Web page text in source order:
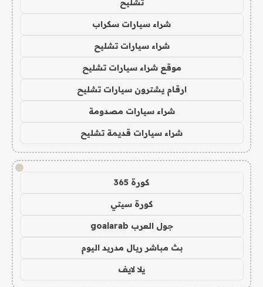
شراء سيارات سكراب
شراء سيارات تشليح
موقع شراء سيارات تشليح
ارقام يشترون سيارات تشليح
شراء سيارات مصدومة
شراء سيارات قديمة تشليح
!
كورة 365
كورة سيتي
جول العرب goalarab
بث مباشر ريال مدريد اليوم
يلا لايف